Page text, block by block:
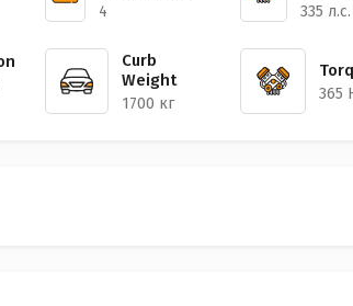
4 335 л.с.
Curb
Weight
1700 кг
365